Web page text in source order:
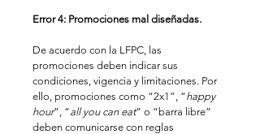
Error 4: Promociones mal diseñadas.
De acuerdo con la LFPC, las
promociones deben indicar sus
condiciones, vigencia y limitaciones. Por
ello, promociones como “2x1”, “happy
hour”, “all you can eat” o “barra libre”
deben comunicarse con reglas